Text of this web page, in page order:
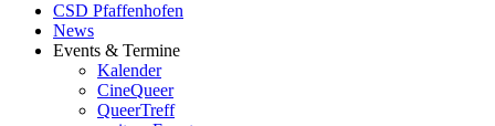
CSD Pfaffenhofen
News
Events & Termine
Kalender
CineQueer
QueerTreff